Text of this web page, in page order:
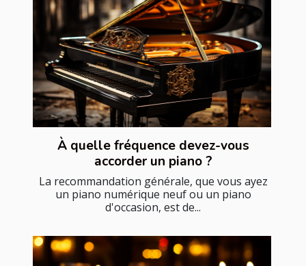
À quelle fréquence devez-vous
accorder un piano ?
La recommandation générale, que vous ayez
un piano numérique neuf ou un piano
d'occasion, est de...